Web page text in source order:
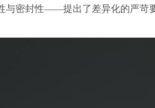
密封性——提出了差异化的严苛